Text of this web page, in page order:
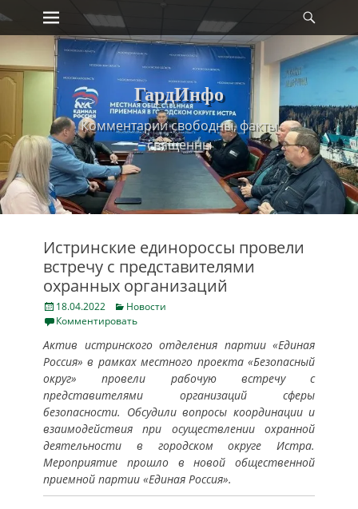
Skip
content
Primary Menu
ГардИнфо
Комментарии свободны, факты
священны
Истринские единороссы провели
встречу с представителями
охранных организаций
Posted
on
18.04.2022 Categories
Новости
Комментировать
Актив истринского отделения партии «Единая
Россия» в рамках местного проекта «Безопасный
округ» провели рабочую встречу с
представителями организаций сферы
безопасности. Обсудили вопросы координации и
взаимодействия при осуществлении охранной
деятельности в городском округе Истра.
Мероприятие прошло в новой общественной
приемной партии «Единая Россия».